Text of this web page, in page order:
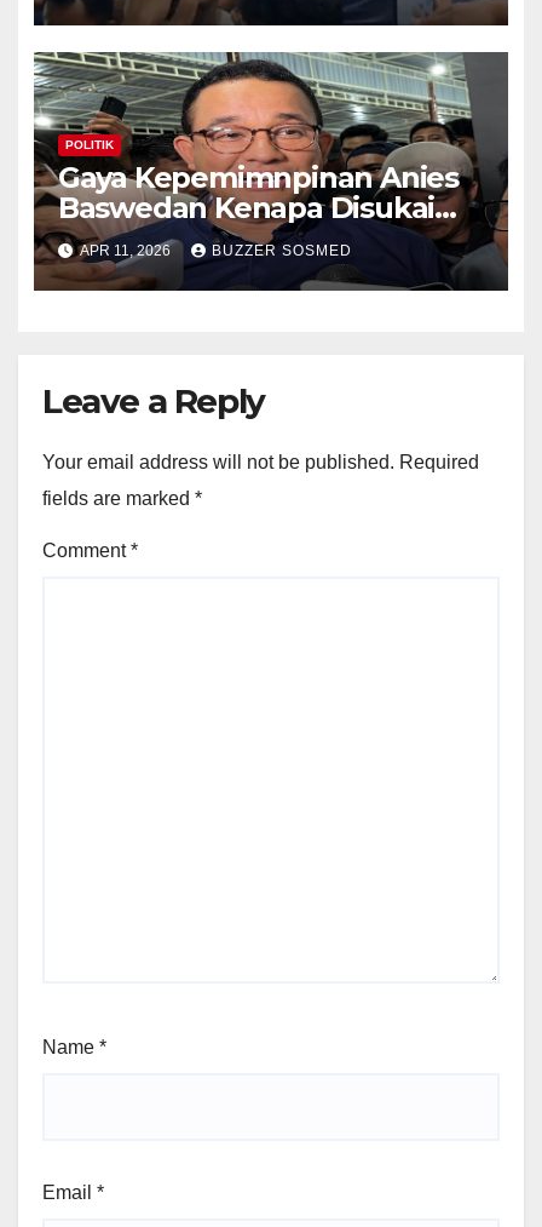
POLITIK
Gaya Kepemimnpinan Anies
Baswedan Kenapa Disukai
Banget Gen Z
APR 11, 2026 BUZZER SOSMED
Leave a Reply
Your email address will not be published. Required
fields are marked *
Comment*
Name *
Email *